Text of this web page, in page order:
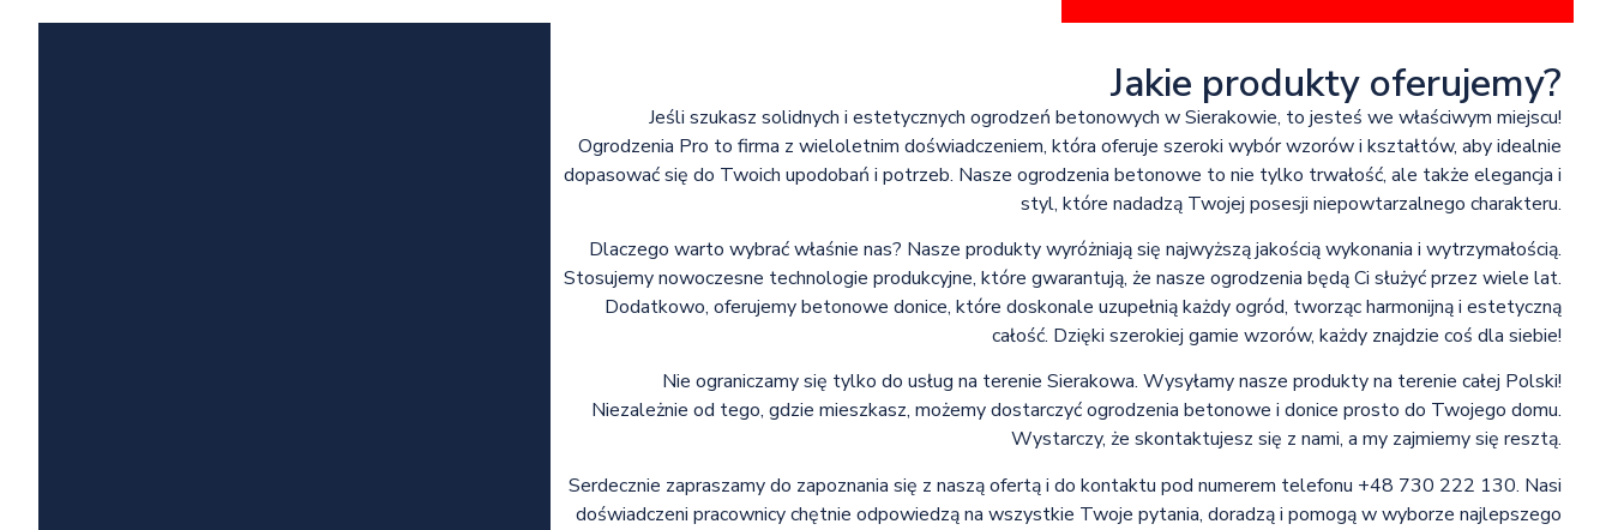
Jakie produkty oferujemy?
Jeśli szukasz solidnych i estetycznych ogrodzeń betonowych w Sierakowie, to jesteś we właściwym miejscu!
Ogrodzenia Pro to firma z wieloletnim doświadczeniem, która oferuje szeroki wybór wzorów i kształtów, aby idealnie
dopasować się do Twoich upodobań i potrzeb. Nasze ogrodzenia betonowe to nie tylko trwałość, ale także elegancja i
styl, które nadadzą Twojej posesji niepowtarzalnego charakteru.
Dlaczego warto wybrać właśnie nas? Nasze produkty wyróżniają się najwyższą jakością wykonania i wytrzymałością.
Stosujemy nowoczesne technologie produkcyjne, które gwarantują, że nasze ogrodzenia będą Ci służyć przez wiele lat.
Dodatkowo, oferujemy betonowe donice, które doskonale uzupełnią każdy ogród, tworząc harmonijną i estetyczną
całość. Dzięki szerokiej gamie wzorów, każdy znajdzie coś dla siebie!
Nie ograniczamy się tylko do usług na terenie Sierakowa. Wysyłamy nasze produkty na terenie całej Polski!
Niezależnie od tego, gdzie mieszkasz, możemy dostarczyć ogrodzenia betonowe i donice prosto do Twojego domu.
Wystarczy, że skontaktujesz się z nami, a my zajmiemy się resztą.
Serdecznie zapraszamy do zapoznania się z naszą ofertą i do kontaktu pod numerem telefonu +48 730 222 130. Nasi
doświadczeni pracownicy chętnie odpowiedzą na wszystkie Twoje pytania, doradzą i pomogą w wyborze najlepszego